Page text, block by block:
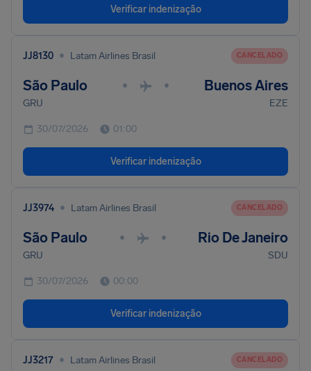
Verificar indenização
JJ8130 • Latam Airlines Brasil CANCELADO
São Paulo • • Buenos Aires
GRU EZE
30/07/2026 01:00
Verificar indenização
JJ3974 • Latam Airlines Brasil CANCELADO
São Paulo • • Rio De Janeiro
GRU SDU
30/07/2026 00:00
Verificar indenização
JJ3217 • Latam Airlines Brasil CANCELADO